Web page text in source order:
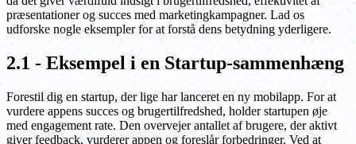
præsentationer og succes med marketingkampagner. Lad os
udforske nogle eksempler for at forstå dens betydning yderligere.
2.1 - Eksempel i en Startup-sammenhæng
Forestil dig en startup, der lige har lanceret en ny mobilapp. For at
vurdere appens succes og brugertilfredshed, holder startupen øje
med engagement rate. Den overvejer antallet af brugere, der aktivt
giver feedback, vurderer appen og foreslår forbedringer. Ved at